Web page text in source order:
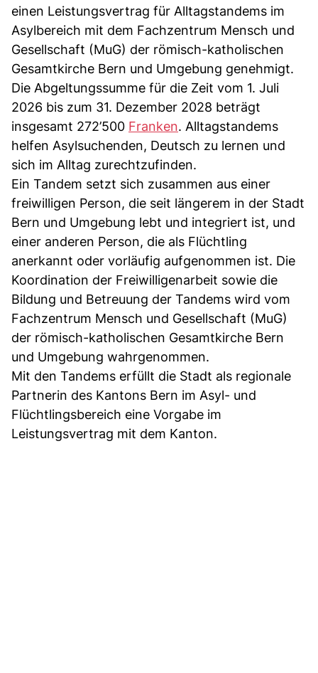
einen Leistungsvertrag für Alltagstandems im
Asylbereich mit dem Fachzentrum Mensch und
Gesellschaft (MuG) der römisch-katholischen
Gesamtkirche Bern und Umgebung genehmigt.
Die Abgeltungssumme für die Zeit vom 1. Juli
2026 bis zum 31. Dezember 2028 beträgt
insgesamt 272’500 Franken. Alltagstandems
helfen Asylsuchenden, Deutsch zu lernen und
sich im Alltag zurechtzufinden.
Ein Tandem setzt sich zusammen aus einer
freiwilligen Person, die seit längerem in der Stadt
Bern und Umgebung lebt und integriert ist, und
einer anderen Person, die als Flüchtling
anerkannt oder vorläufig aufgenommen ist. Die
Koordination der Freiwilligenarbeit sowie die
Bildung und Betreuung der Tandems wird vom
Fachzentrum Mensch und Gesellschaft (MuG)
der römisch-katholischen Gesamtkirche Bern
und Umgebung wahrgenommen.
Mit den Tandems erfüllt die Stadt als regionale
Partnerin des Kantons Bern im Asyl- und
Flüchtlingsbereich eine Vorgabe im
Leistungsvertrag mit dem Kanton.